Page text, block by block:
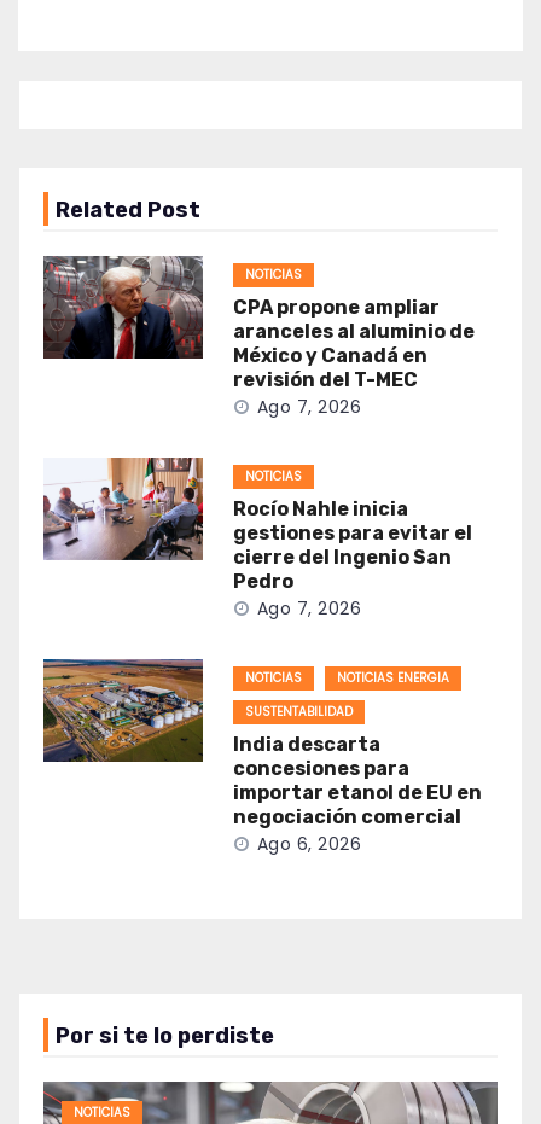
Related Post
NOTICIAS
CPA propone ampliar
aranceles al aluminio de
México y Canadá en
revisión del T-MEC
Ago 7, 2026
NOTICIAS
Rocío Nahle inicia
gestiones para evitar el
cierre del Ingenio San
Pedro
Ago 7, 2026
NOTICIAS
NOTICIAS ENERGIA
SUSTENTABILIDAD
India descarta
concesiones para
importar etanol de EU en
negociación comercial
Ago 6, 2026
Por si te lo perdiste
NOTICIAS